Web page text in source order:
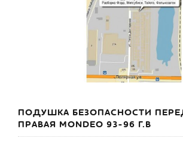
ПОДУШКА БЕЗОПАСНОСТИ
ПРАВАЯ MONDEO 93-96 Г.В